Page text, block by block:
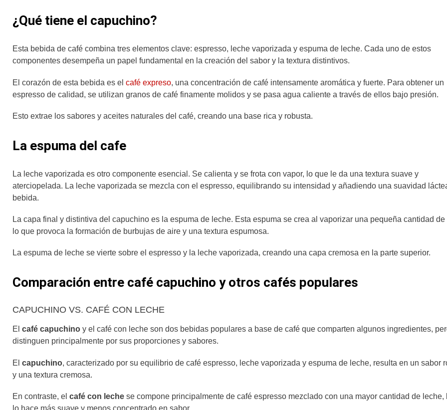
¿Qué tiene el capuchino?
Esta bebida de café combina tres elementos clave: espresso, leche vaporizada y espuma de leche. Cada uno de estos
componentes desempeña un papel fundamental en la creación del sabor y la textura distintivos.
El corazón de esta bebida es el café expreso, una concentración de café intensamente aromática y fuerte. Para obtener un
espresso de calidad, se utilizan granos de café finamente molidos y se pasa agua caliente a través de ellos bajo presión.
Esto extrae los sabores y aceites naturales del café, creando una base rica y robusta.
La espuma del cafe
La leche vaporizada es otro componente esencial. Se calienta y se frota con vapor, lo que le da una textura suave y
aterciopelada. La leche vaporizada se mezcla con el espresso, equilibrando su intensidad y añadiendo una suavidad
bebida.
La capa final y distintiva del capuchino es la espuma de leche. Esta espuma se crea al vaporizar una pequeña cantidad de
lo que provoca la formación de burbujas de aire y una textura espumosa.
La espuma de leche se vierte sobre el espresso y la leche vaporizada, creando una capa cremosa en la parte superior.
Comparación entre café capuchino y otros cafés populares
CAPUCHINO VS. CAFÉ CON LECHE
El café capuchino y el café con leche son dos bebidas populares a base de café que comparten algunos ingredientes,
distinguen principalmente por sus proporciones y sabores.
El capuchino, caracterizado por su equilibrio de café espresso, leche vaporizada y espuma de leche, resulta en un sabor
y una textura cremosa.
En contraste, el café con leche se compone principalmente de café espresso mezclado con una mayor cantidad de leche,
lo hace más suave y menos concentrado en sabor.